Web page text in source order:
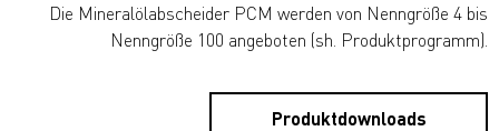
Die Mineralölabscheider PCM werden von Nenngröße 4 bis
Nenngröße 100 angeboten (sh. Produktprogramm).
Produktdownloads